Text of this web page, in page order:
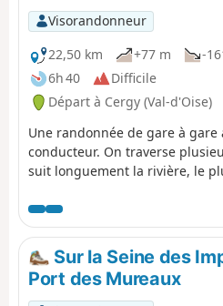
Visorandonneur
22,50 km
+77 m
-
6h 40
Difficile
Départ à Cergy (Val-d'Oise)
Une randonnée de gare à gare
conducteur. On traverse
suit longuement la rivière, le
sur-Oise est l'occasion
Vincent Van Gogh.
Sur la Seine des
Port des Mureaux